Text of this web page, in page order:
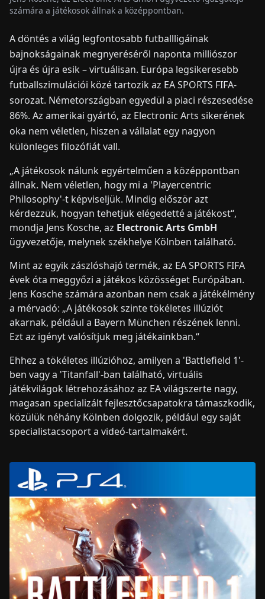
ENDEFRESITNLPL HU
KAPCSOLAT
számára a játékosok állnak a középpontban.
A döntés a világ legfontosabb futballligáinak
bajnokságainak megnyeréséről naponta milliószor
újra és újra esik – virtuálisan. Európa legsikeresebb
futballszimulációi közé tartozik az EA SPORTS FIFA-
sorozat. Németországban egyedül a piaci részesedése
86%. Az amerikai gyártó, az Electronic Arts sikerének
oka nem véletlen, hiszen a vállalat egy nagyon
különleges filozófiát vall.
„A játékosok nálunk egyértelműen a középpontban
állnak. Nem véletlen, hogy mi a 'Playercentric
Philosophy'-t képviseljük. Mindig először azt
kérdezzük, hogyan tehetjük elégedetté a játékost“,
mondja Jens Kosche, az Electronic Arts GmbH
ügyvezetője, melynek székhelye Kölnben található.
Mint az egyik zászlóshajó termék, az EA SPORTS FIFA
évek óta meggyőzi a játékos közösséget Európában.
Jens Kosche számára azonban nem csak a játékélmény
a mérvadó: „A játékosok szinte tökéletes illúziót
akarnak, például a Bayern München részének lenni.
Ezt az igényt valósítjuk meg játékainkban.“
Ehhez a tökéletes illúzióhoz, amilyen a 'Battlefield 1'-
ben vagy a 'Titanfall'-ban található, virtuális
játékvilágok létrehozásához az EA világszerte nagy,
magasan specializált fejlesztőcsapatokra támaszkodik,
közülük néhány Kölnben dolgozik, például egy saját
specialistacsoport a videó-tartalmakért.